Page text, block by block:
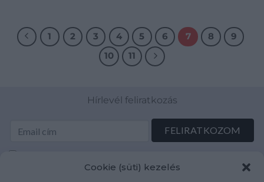
Cookie (süti) kezelés
1 2 3 4 5 6 7 8
9
10
11
Hírlevél feliratkozás
mutargy.com/adatkezelesi-tajekoztato/